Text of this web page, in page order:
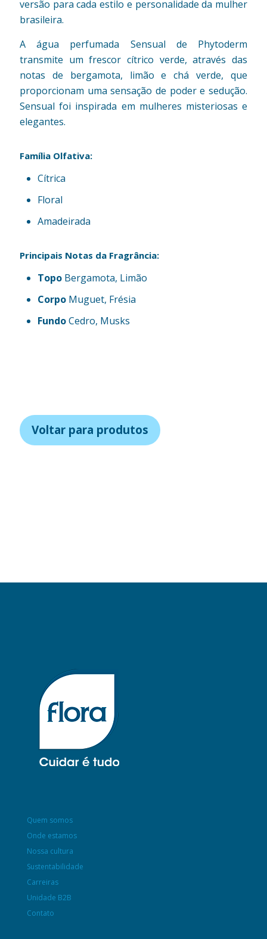
versão para cada estilo e personalidade da mulher
brasileira.
A água perfumada Sensual de Phytoderm
transmite um frescor cítrico verde, através das
notas de bergamota, limão e chá verde, que
proporcionam uma sensação de poder e sedução.
Sensual foi inspirada em mulheres misteriosas e
elegantes.
Família Olfativa:
Cítrica
Floral
Amadeirada
Principais Notas da Fragrância:
Topo Bergamota, Limão
Corpo Muguet, Frésia
FundoCedro, Musks
Voltar para produtos
Quem somos
Onde estamos
Nossa cultura
Sustentabilidade
Carreiras
Unidade B2B
Contato